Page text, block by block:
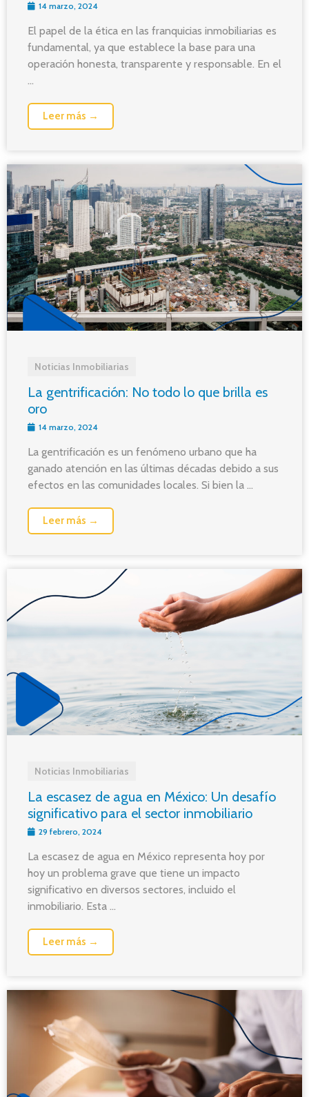
14 marzo, 2024
El papel de la ética en las franquicias inmobiliarias es
fundamental, ya que establece la base para una
operación honesta, transparente y responsable. En el
...
Leer más →
Noticias Inmobiliarias
La gentrificación: No todo lo que brilla es
oro
14 marzo, 2024
La gentrificación es un fenómeno urbano que ha
ganado atención en las últimas décadas debido a sus
efectos en las comunidades locales. Si bien la ...
Leer más →
Noticias Inmobiliarias
La escasez de agua en México: Un desafío
significativo para el sector inmobiliario
29 febrero, 2024
La escasez de agua en México representa hoy por
hoy un problema grave que tiene un impacto
significativo en diversos sectores, incluido el
inmobiliario. Esta ...
Leer más →